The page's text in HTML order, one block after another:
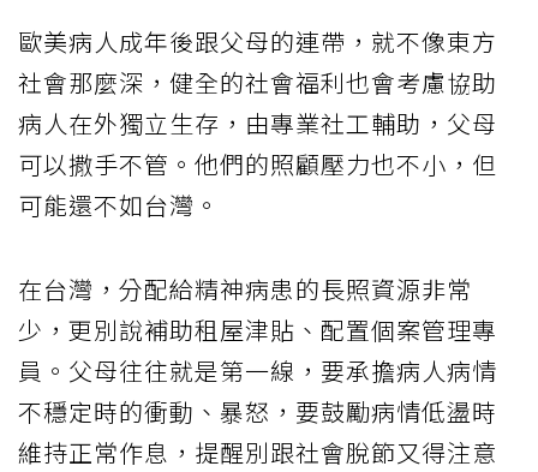
歐美病人成年後跟父母的連帶，就不像東方
社會那麼深，健全的社會福利也會考慮協助
病人在外獨立生存，由專業社工輔助，父母
可以撒手不管。他們的照顧壓力也不小，但
可能還不如台灣。
在台灣，分配給精神病患的長照資源非常
少，更別說補助租屋津貼、配置個案管理專
員。父母往往就是第一線，要承擔病人病情
不穩定時的衝動、暴怒，要鼓勵病情低盪時
維持正常作息，提醒別跟社會脫節又得注意